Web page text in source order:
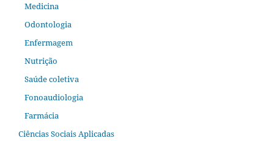
Medicina
Odontologia
Enfermagem
Nutrição
Saúde coletiva
Fonoaudiologia
Farmácia
Ciências Sociais Aplicadas